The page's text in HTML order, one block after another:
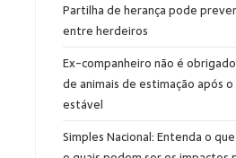
Partilha de herança pode
entre herdeiros
Ex-companheiro não é
de animais de estimação após
estável
Simples Nacional: Entenda o